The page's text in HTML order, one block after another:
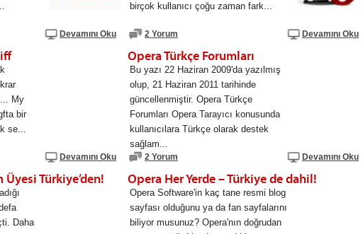
Devamını Oku
birçok kullanıcı çoğu zaman fark...
2 Yorum Devamını Oku
My
bir
se...
Devamını Oku
Opera Türkçe Forumları
Bu yazı 22 Haziran 2009'da yazılmış
olup, 21 Haziran 2011 tarihinde
güncellenmiştir. Opera Türkçe
Forumları Opera Tarayıcı konusunda
kullanıcılara Türkçe olarak destek
sağlam...
2 Yorum Devamını Oku
Üyesi Türkiye’den!
Daha
Opera Her Yerde – Türkiye de dahil!
Opera Software'in kaç tane resmi blog
sayfası olduğunu ya da fan sayfalarını
biliyor musunuz? Opera'nın doğrudan